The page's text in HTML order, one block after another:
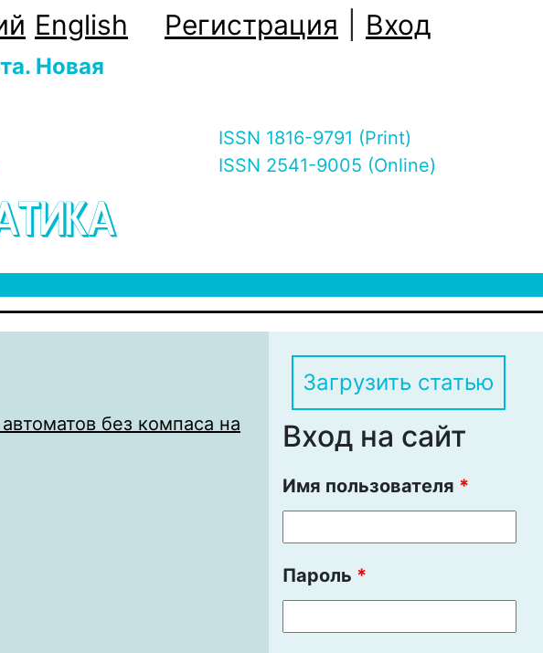
English Регистрация Вход
Новая
ISSN 1816-9791 (Print)
ISSN 2541-9005 (Online)
без компаса на
Загрузить статью
Вход на сайт
Имя пользователя *
Пароль *